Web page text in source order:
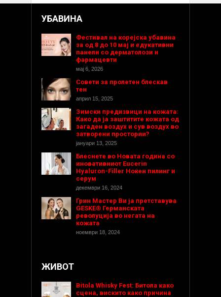
УБАВИНА
Фестивал на корејска убавина
за од 8 до 10 мај и едукативни
панели со дерматолози и
фармацевти
мај 6, 2026
Совети за пролетен блескав
тен
април 15, 2025
Зимски предизвици на кожата:
Како да ја заштитите кожата од
загаден воздух и сув воздух во
затворени простории?
јануари 13, 2025
Блеснете во Новата година со
иновативниот Eucerin
Hyaluron-Filler Ноќен пилинг и
серум
декември 16, 2024
Грин Мастер Ви ја претставува
GESKE® Германската
револуција во негата на
кожата
ноември 18, 2024
ЖИВОТ
Bitola Whisky Fest: Битола како
сцена, вискито како причина